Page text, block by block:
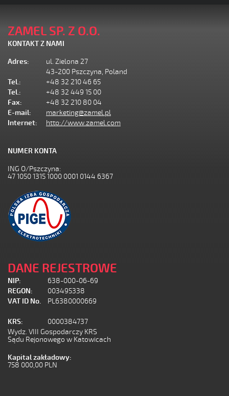
ZAMEL SP. Z O.O.
KONTAKT Z NAMI
Adres:
ul. Zielona 27
43-200 Pszczyna, Poland
Tel.:
+48 32 210 46 65
Tel.:
+48 32 449 15 00
Fax:
+48 32 210 80 04
E-mail:
marketing@zamel.pl
Internet:
http://www.zamel.com
NUMER KONTA
ING O/Pszczyna:
47 1050 1315 1000 0001 0144 6367
DANE REJESTROWE
NIP:
638-000-06-69
REGON:
003495338
VAT ID No.
PL6380000669
KRS:
0000384737
Wydz. VIII Gospodarczy KRS
Sądu Rejonowego w Katowicach
Kapital zakładowy:
758 000,00 PLN